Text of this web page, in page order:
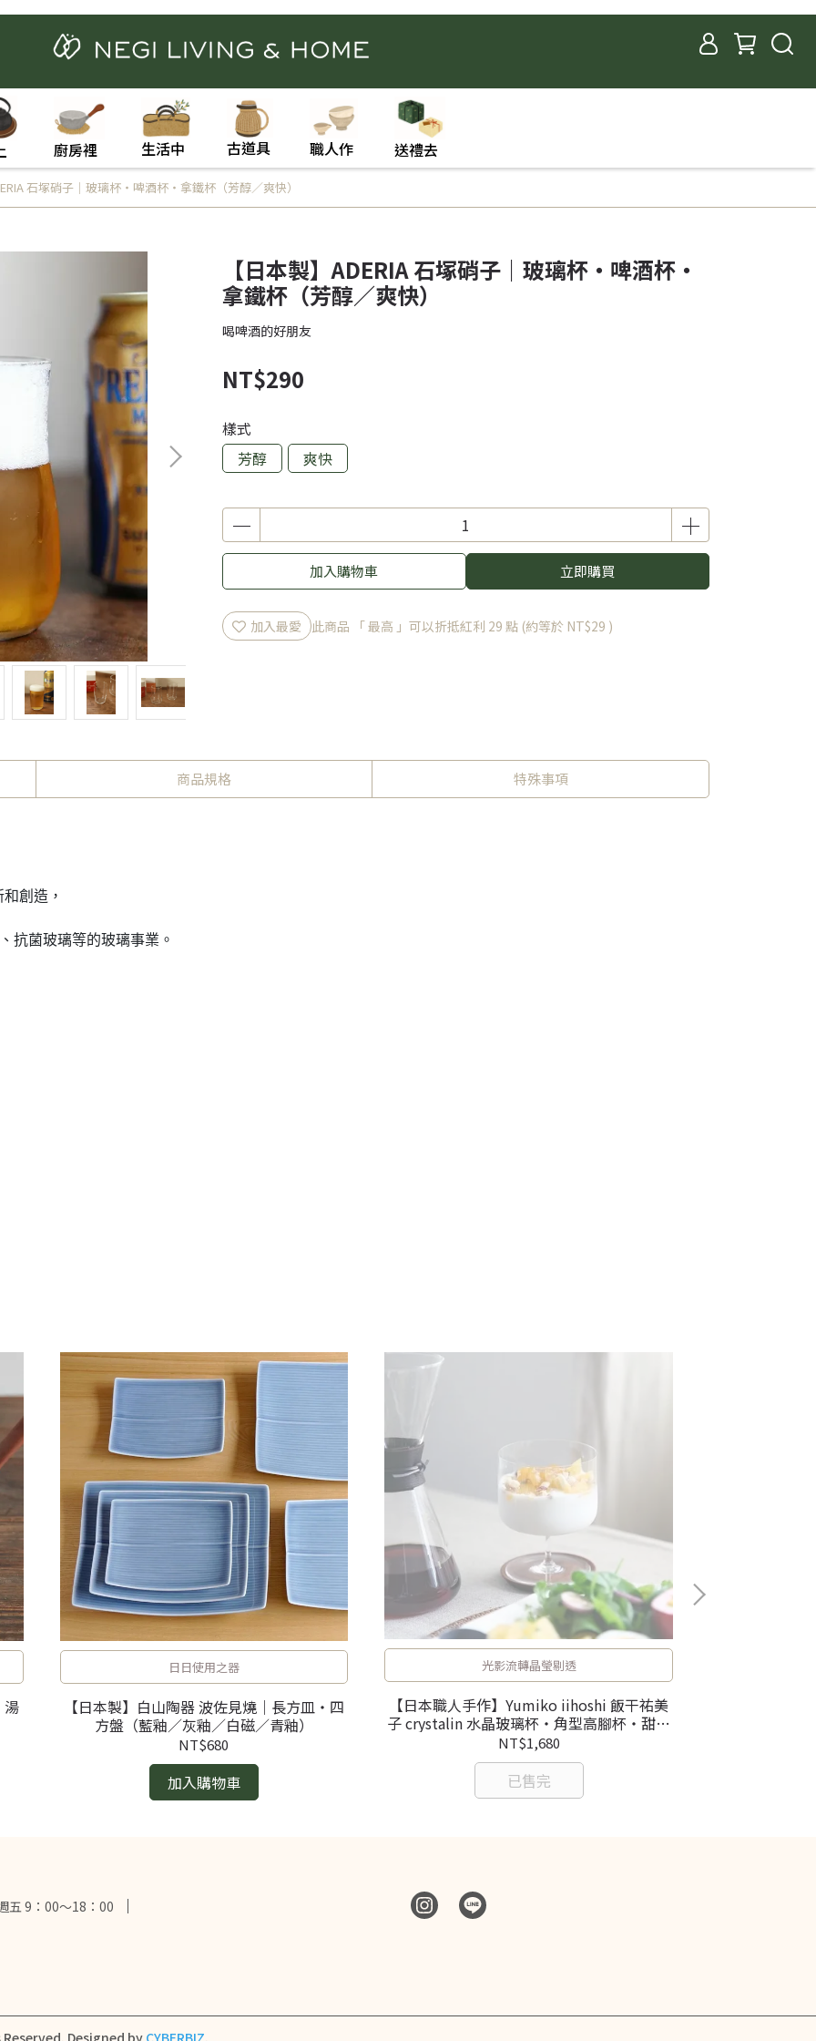
廚房裡 生活中 古道具 職人作 送禮去
石塚硝子｜玻璃杯・啤酒杯・拿鐵杯（芳醇／爽快）
【日本製】ADERIA 石塚硝子｜玻璃杯・啤酒杯・
拿鐵杯（芳醇／爽快）
喝啤酒的好朋友
NT$290
樣式
芳醇
爽快
加入購物車 立即購買
加入最愛 此商品 「 最高 」可以折抵紅利 29 點 (約等於 NT$29 )
商品規格 特殊事項
創造，
抗菌玻璃等的玻璃事業。
湯
日日使用之器
【日本製】白山陶器 波佐見燒｜長方皿・四
方盤（藍釉／灰釉／白磁／青釉）
NT$680
加入購物車
光影流轉晶瑩剔透
【日本職人手作】Yumiko iihoshi 飯干祐美
子 crystalin 水晶玻璃杯・角型高腳杯・甜點
杯
NT$1,680
已售完
五 9：00～18：00
Designed by CYBERBIZ